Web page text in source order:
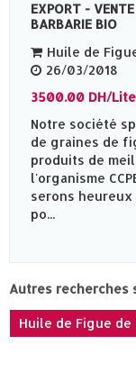
EXPORT -
BARBARIE BIO
Huile de
26/03/2018
3500.00 DH/
Notre société
de graines de
produits de
l'organisme
serons
po...
Autres recherches
Huile de Figue